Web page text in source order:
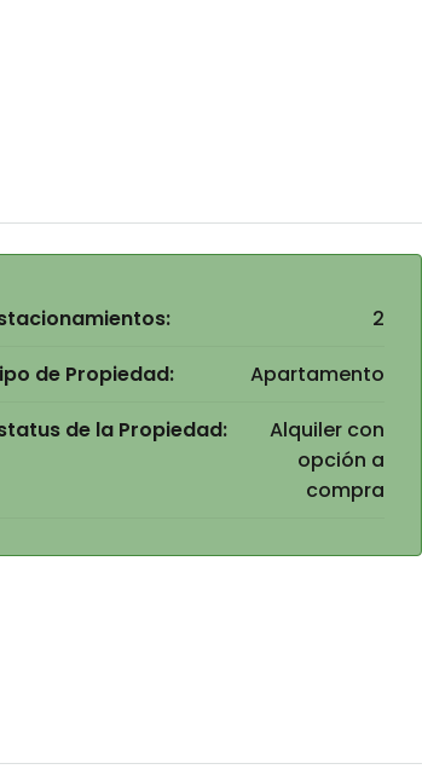
2
de Propiedad:
Apartamento
de la Propiedad:
Alquiler con
opción a
compra